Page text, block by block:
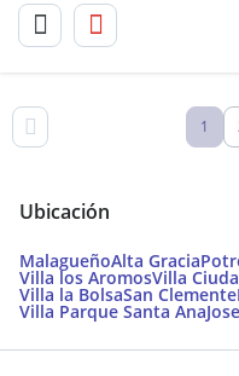
1
Ubicación
MalagueñoAlta Gracia
Villa los AromosVilla
Villa la BolsaSan Clemente
Villa Parque Santa Ana